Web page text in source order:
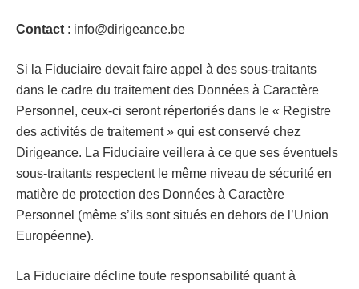
Contact : info@dirigeance.be
Si la Fiduciaire devait faire appel à des sous-traitants
dans le cadre du traitement des Données à Caractère
Personnel, ceux-ci seront répertoriés dans le « Registre
des activités de traitement » qui est conservé chez
Dirigeance. La Fiduciaire veillera à ce que ses éventuels
sous-traitants respectent le même niveau de sécurité en
matière de protection des Données à Caractère
Personnel (même s’ils sont situés en dehors de l’Union
Européenne).
La Fiduciaire décline toute responsabilité quant à